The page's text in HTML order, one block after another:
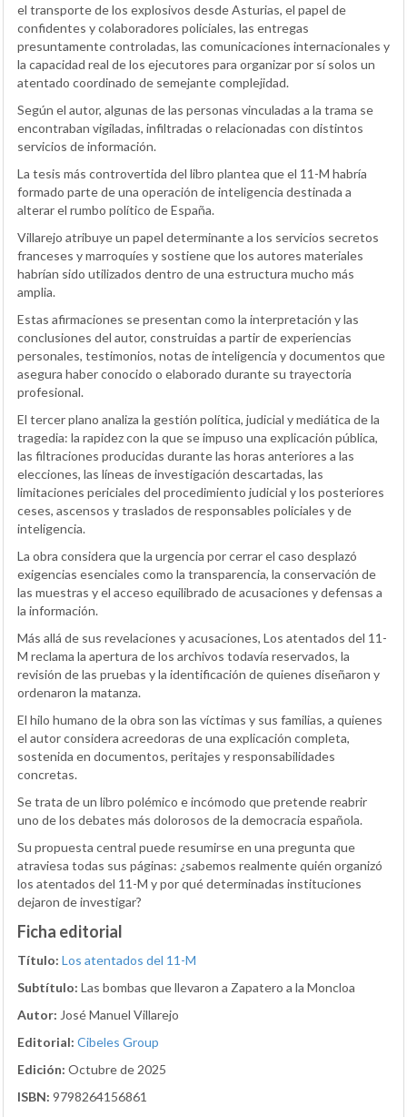
el transporte de los explosivos desde Asturias, el papel de
confidentes y colaboradores policiales, las entregas
presuntamente controladas, las comunicaciones internacionales y
la capacidad real de los ejecutores para organizar por sí solos un
atentado coordinado de semejante complejidad.
Según el autor, algunas de las personas vinculadas a la trama se
encontraban vigiladas, infiltradas o relacionadas con distintos
servicios de información.
La tesis más controvertida del libro plantea que el 11-M habría
formado parte de una operación de inteligencia destinada a
alterar el rumbo político de España.
Villarejo atribuye un papel determinante a los servicios secretos
franceses y marroquíes y sostiene que los autores materiales
habrían sido utilizados dentro de una estructura mucho más
amplia.
Estas afirmaciones se presentan como la interpretación y las
conclusiones del autor, construidas a partir de experiencias
personales, testimonios, notas de inteligencia y documentos que
asegura haber conocido o elaborado durante su trayectoria
profesional.
El tercer plano analiza la gestión política, judicial y mediática de la
tragedia: la rapidez con la que se impuso una explicación pública,
las filtraciones producidas durante las horas anteriores a las
elecciones, las líneas de investigación descartadas, las
limitaciones periciales del procedimiento judicial y los posteriores
ceses, ascensos y traslados de responsables policiales y de
inteligencia.
La obra considera que la urgencia por cerrar el caso desplazó
exigencias esenciales como la transparencia, la conservación de
las muestras y el acceso equilibrado de acusaciones y defensas a
la información.
Más allá de sus revelaciones y acusaciones, Los atentados del 11-
M reclama la apertura de los archivos todavía reservados, la
revisión de las pruebas y la identificación de quienes diseñaron y
ordenaron la matanza.
El hilo humano de la obra son las víctimas y sus familias, a quienes
el autor considera acreedoras de una explicación completa,
sostenida en documentos, peritajes y responsabilidades
concretas.
Se trata de un libro polémico e incómodo que pretende reabrir
uno de los debates más dolorosos de la democracia española.
Su propuesta central puede resumirse en una pregunta que
atraviesa todas sus páginas: ¿sabemos realmente quién organizó
los atentados del 11-M y por qué determinadas instituciones
dejaron de investigar?
Ficha editorial
Título: Los atentados del 11-M
Subtítulo: Las bombas que llevaron a Zapatero a la Moncloa
Autor: José Manuel Villarejo
Editorial: Cibeles Group
Edición: Octubre de 2025
ISBN: 9798264156861